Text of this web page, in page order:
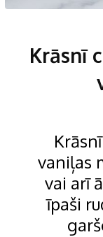
Krāsnī
vaniļas
vai arī
īpaši